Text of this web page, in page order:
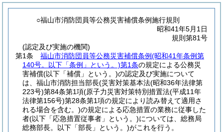
○福山市消防団員等公務災害補償条例施行規則
昭和41年5月1日
規則第81号
(認定及び実施の機関)
第1条
福山市消防団員等公務災害補償条例(昭和41年条例第
140号。以下「条例」という。)第1条の規定による公務災
害補償(以下「補償」という。)の認定及び実施について
は、福山市消防担当部長(災害対策基本法(昭和36年法律第
223号)第84条第1項(原子力災害対策特別措置法(平成11年
法律第156号)第28条第1項の規定により読み替えて適用さ
れる場合を含む。)の規定による応急措置の業務に従事した
者(以下「応急措置従事者」という。)については、総務局
総務部長。以下「部長」という。)がこれを行う。